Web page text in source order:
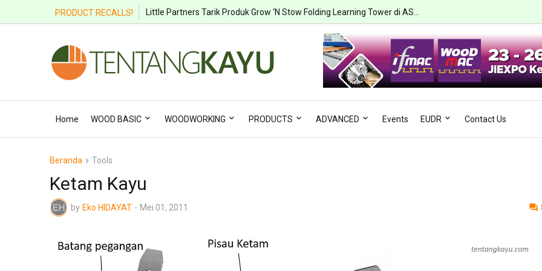
PRODUCT RECALLS! Little Partners Tarik Produk Grow ‘N Stow Folding Learning Tower di AS...
Home WOOD BASIC WOODWORKING PRODUCTS ADVANCED Events EUDR Contact Us
Beranda Tools
Ketam Kayu
by Eko HIDAYAT - Mei 01, 2011